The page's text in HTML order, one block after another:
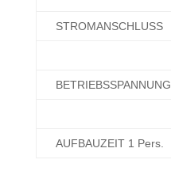
STROMANSCHLUSS
BETRIEBSSPANNUNG
AUFBAUZEIT 1 Pers.